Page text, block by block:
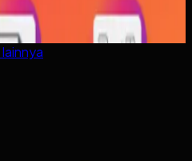
lainnya